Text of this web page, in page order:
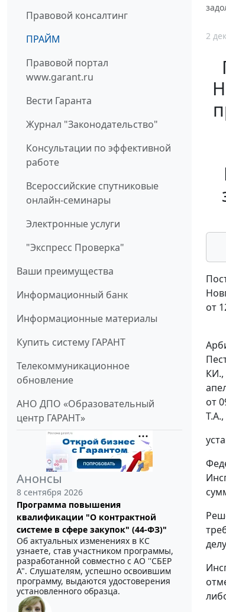
Правовой консалтинг
ПРАЙМ
Правовой портал
www.garant.ru
Вести Гаранта
Журнал "Законодательство"
Консультации по эффективной
работе
Всероссийские спутниковые
онлайн-семинары
Электронные услуги
"Экспресс Проверка"
Ваши преимущества
Информационный банк
Информационные материалы
Купить систему ГАРАНТ
Телекоммуникационное
обновление
АНО ДПО «Образовательный
центр ГАРАНТ»
Анонсы
8 сентября 2026
Программа повышения
квалификации "О контрактной
системе в сфере закупок" (44-ФЗ)"
Об актуальных изменениях в КС
узнаете, став участником программы,
разработанной совместно с АО ''СБЕР
А". Слушателям, успешно освоившим
программу, выдаются удостоверения
установленного образца.
2
от
КИ.,
от
Т.А.,